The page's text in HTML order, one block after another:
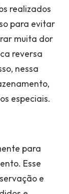
realizados
para evitar
muita dor
reversa
nessa
especiais.
para
Esse
e